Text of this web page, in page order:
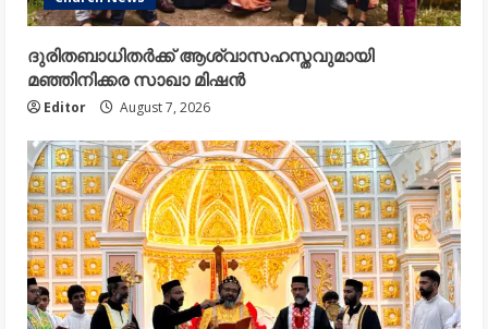
ദുരിതബാധിതർക്ക് ആശ്വാസഹസ്തവുമായി
മഞ്ഞിനിക്കര സാഖാ മിഷൻ
Editor August 7, 2026